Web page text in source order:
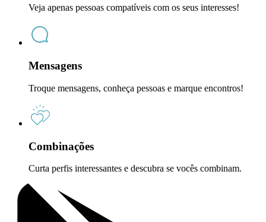
Veja apenas pessoas compatíveis com os seus interesses!
Mensagens
Troque mensagens, conheça pessoas e marque encontros!
Combinações
Curta perfis interessantes e descubra se vocês combinam.